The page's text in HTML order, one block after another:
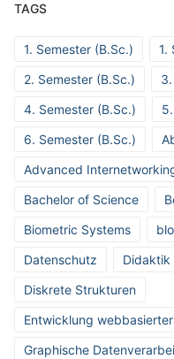
TAGS
1. Semester (B.Sc.)
1.
2. Semester (B.Sc.)
4. Semester (B.Sc.)
6. Semester (B.Sc.)
Advanced
Bachelor of Science
Biometric Systems
Datenschutz
Didaktik
Diskrete Strukturen
Entwicklung
Graphische